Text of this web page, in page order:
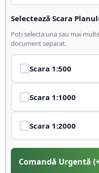
Selectează Scara
Poți selecta una sau mai
document separat.
Scara 1:500
Scara 1:1000
Scara 1:2000
Comandă Urgentă